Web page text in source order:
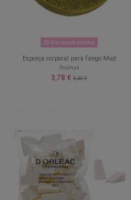
Sin stock online
Esponja corporal para fango Mud
Aromya
3,78 € 5,40 €